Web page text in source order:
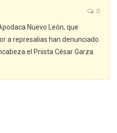
0
Nuevo León, que
a represalias han denunciado
el Priista César Garza